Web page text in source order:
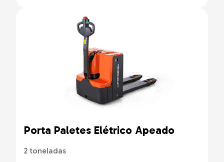
Porta Paletes Elétrico Apeado
2 toneladas